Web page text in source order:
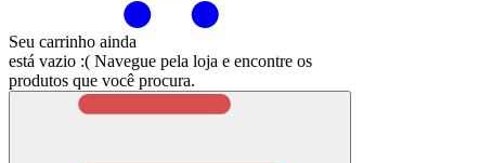
Seu carrinho ainda
está vazio :( Navegue pela loja e encontre os
produtos que você procura.